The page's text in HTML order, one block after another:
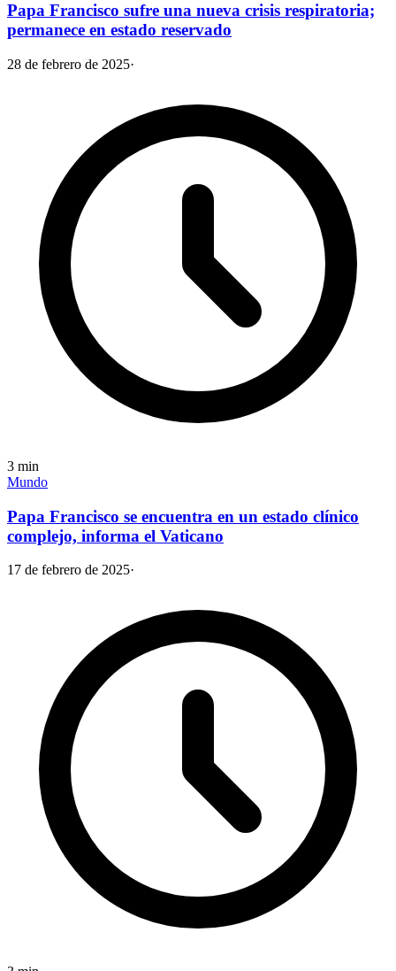
Papa Francisco sufre una nueva crisis respiratoria;
permanece en estado reservado
28 de febrero de 2025·
3 min
Mundo
Papa Francisco se encuentra en un estado clínico
complejo, informa el Vaticano
17 de febrero de 2025·